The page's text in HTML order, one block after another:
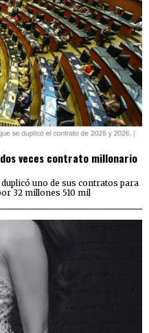
veces contrato millonario
uno de sus contratos para
32 millones 510 mil